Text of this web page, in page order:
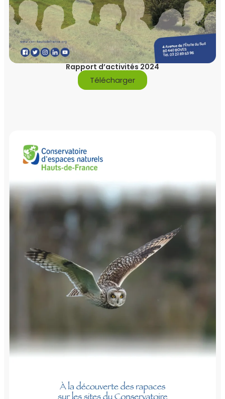
Rapport d’activités 2024
Télécharger